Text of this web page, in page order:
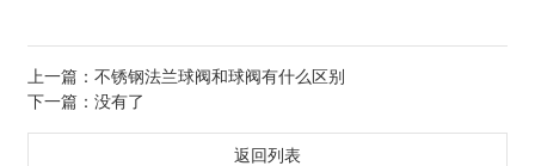
上一篇：不锈钢法兰球阀和球阀有什么区别
下一篇：没有了
返回列表